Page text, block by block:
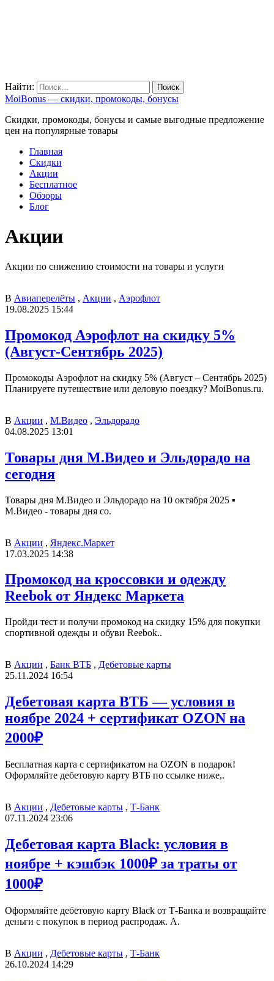
Найти:
MoiBonus — скидки, промокоды, бонусы
Скидки, промокоды, бонусы и самые выгодные предложение
цен на популярные товары
Главная
Скидки
Акции
Бесплатное
Обзоры
Блог
Акции
Акции по снижению стоимости на товары и услуги
В Авиаперелёты , Акции , Аэрофлот
19.08.2025 15:44
Промокод Аэрофлот на скидку 5%
(Август-Сентябрь 2025)
Промокоды Аэрофлот на скидку 5% (Август – Сентябрь 2025)
Планируете путешествие или деловую поездку? MoiBonus.ru.
В Акции , М.Видео , Эльдорадо
04.08.2025 13:01
Товары дня М.Видео и Эльдорадо на
сегодня
Товары дня М.Видео и Эльдорадо на 10 октября 2025 ▪️
М.Видео - товары дня со.
В Акции , Яндекс.Маркет
17.03.2025 14:38
Промокод на кроссовки и одежду
Reebok от Яндекс Маркета
Пройди тест и получи промокод на скидку 15% для покупки
спортивной одежды и обуви Reebok..
В Акции , Банк ВТБ , Дебетовые карты
25.11.2024 16:54
Дебетовая карта ВТБ — условия в
ноябре 2024 + сертификат OZON на
2000₽
Бесплатная карта с сертификатом на OZON в подарок!
Оформляйте дебетовую карту ВТБ по ссылке ниже,.
В Акции , Дебетовые карты , Т-Банк
07.11.2024 23:06
Дебетовая карта Black: условия в
ноябре + кэшбэк 1000₽ за траты от
1000₽
Оформляйте дебетовую карту Black от Т-Банка и возвращайте
деньги с покупок в период распродаж. А.
В Акции , Дебетовые карты , Т-Банк
26.10.2024 14:29